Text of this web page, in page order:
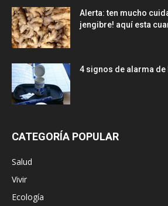
Alerta: ten mucho
jengibre! aquí esta
4 signos de alarma de
CATEGORÍA POPULAR
Salud
Vivir
Ecología